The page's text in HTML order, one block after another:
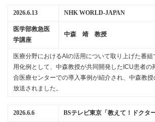
2026.6.13 NHK WORLD-JAPAN
医学部救急医
学講座
中森 靖 教授
医療分野におけるAIの活用について取り上げた番
用化例として、中森教授が共同開発したICU患者の
合医療センターでの導入事例が紹介され、中森教
放送されました。
2026.6.6 BSテレビ東京「教えて！ドクタ